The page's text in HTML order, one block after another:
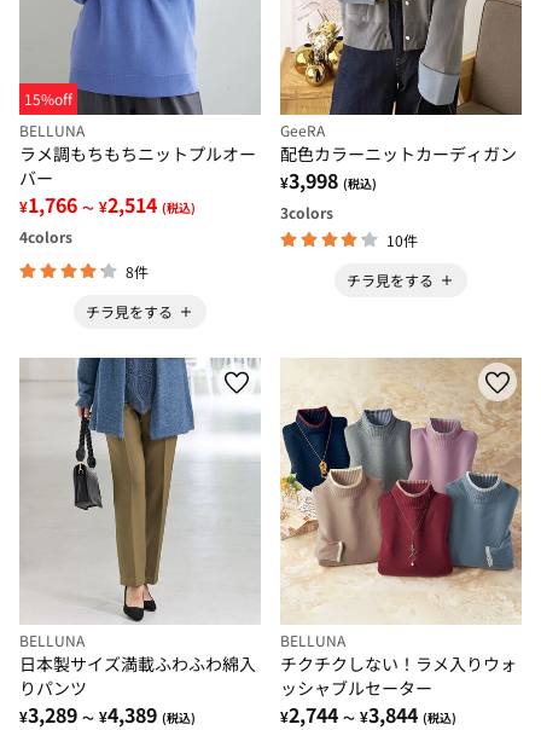
15%off
BELLUNA
ラメ調もちもちニットプルオー
バー
¥1,766 ～ ¥2,514 (税込)
4colors
8件
チラ見をする
GeeRA
配色カラーニットカーディガン
¥3,998 (税込)
3colors
10件
チラ見をする
BELLUNA
日本製サイズ満載ふわふわ綿入
りパンツ
¥3,289 ～ ¥4,389 (税込)
BELLUNA
チクチクしない！ラメ入りウォ
ッシャブルセーター
¥2,744 ～ ¥3,844 (税込)